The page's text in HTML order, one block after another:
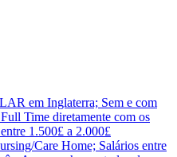
em Inglaterra; Sem e com
Time diretamente com os
1.500£ a 2.000£
Care Home; Salários entre